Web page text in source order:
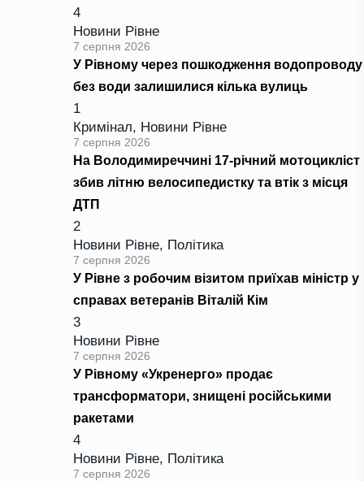
4
Новини Рівне
7 серпня 2026
У Рівному через пошкодження водопроводу
без води залишилися кілька вулиць
1
Кримінал, Новини Рівне
7 серпня 2026
На Володимиреччині 17-річний мотоцикліст
збив літню велосипедистку та втік з місця
ДТП
2
Новини Рівне, Політика
7 серпня 2026
У Рівне з робочим візитом приїхав міністр у
справах ветеранів Віталій Кім
3
Новини Рівне
7 серпня 2026
У Рівному «Укренерго» продає
трансформатори, знищені російськими
ракетами
4
Новини Рівне, Політика
7 серпня 2026